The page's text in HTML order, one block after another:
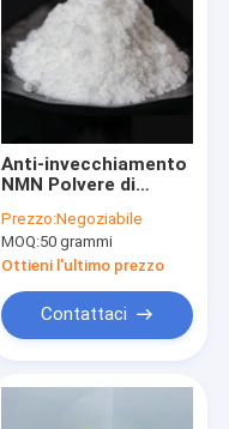
Anti-invecchiamento
NMN Polvere di
mononucleotide di
alta qualità al 99%
Prezzo:Negoziabile
MOQ:50 grammi
Ottieni l'ultimo prezzo
Contattaci